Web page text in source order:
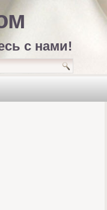
с нами!